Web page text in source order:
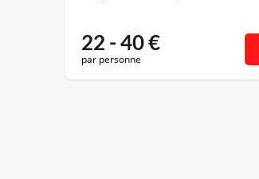
22 - 40€
par personne